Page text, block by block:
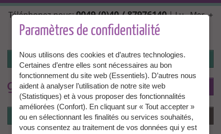
Aller
au
contenu
principal
Téléphonez-nous:0049 (0)40 / 87976140| Lu., Mer. +
Ven. 10:00 - 14:00, Ma. + Jeu. 14:00 - 18:00 |
info@granny-aupair.com
Connexion
Connexion Menu
Paramètres de confidentialité
Nous utilisons des cookies et d’autres technologies.
Certaines d’entre elles sont nécessaires au bon
fonctionnement du site web (Essentiels). D’autres nous
aident à analyser l’utilisation de notre site web
(Statistiques) et à vous proposer des fonctionnalités
améliorées (Confort). En cliquant sur « Tout accepter »
ou en sélectionnant les finalités ou services souhaités,
vous consentez au traitement de vos données qui y est